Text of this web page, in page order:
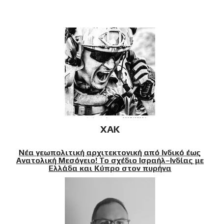
XAK
Νέα γεωπολιτική αρχιτεκτονική από Ινδικό έως
Ανατολική Μεσόγειο! Το σχέδιο Ισραήλ–Ινδίας με
Ελλάδα και Κύπρο στον πυρήνα